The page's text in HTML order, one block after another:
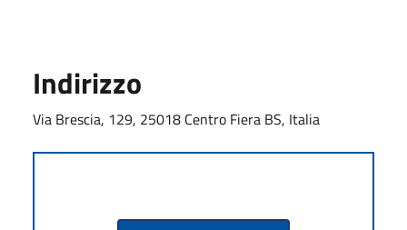
Indirizzo
Via Brescia, 129, 25018 Centro Fiera BS, Italia